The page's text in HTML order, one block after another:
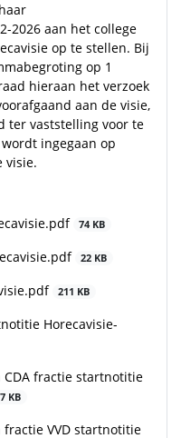
2026 aan het college
op te stellen. Bij
op 1
hieraan het verzoek
aan de visie,
ter vaststelling voor te
ingegaan op
visie.
74 KB
22 KB
211 KB
Horecavisie-
fractie startnotitie
KB
VVD startnotitie